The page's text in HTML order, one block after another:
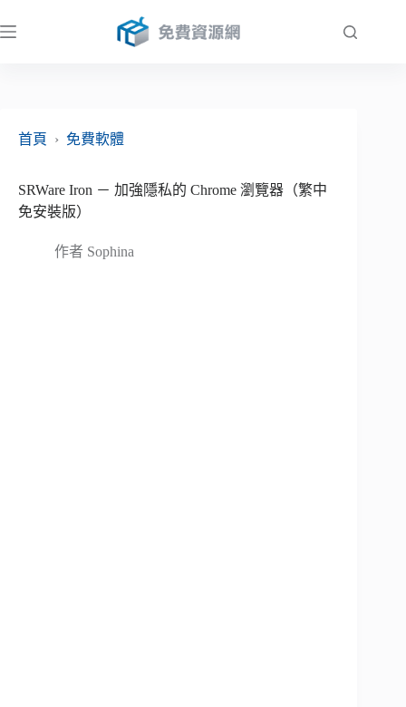
至
首頁
› 免費軟體
SRWare Iron － 加強隱私的 Chrome 瀏覽器（繁中
免安裝版）
作者 Sophina